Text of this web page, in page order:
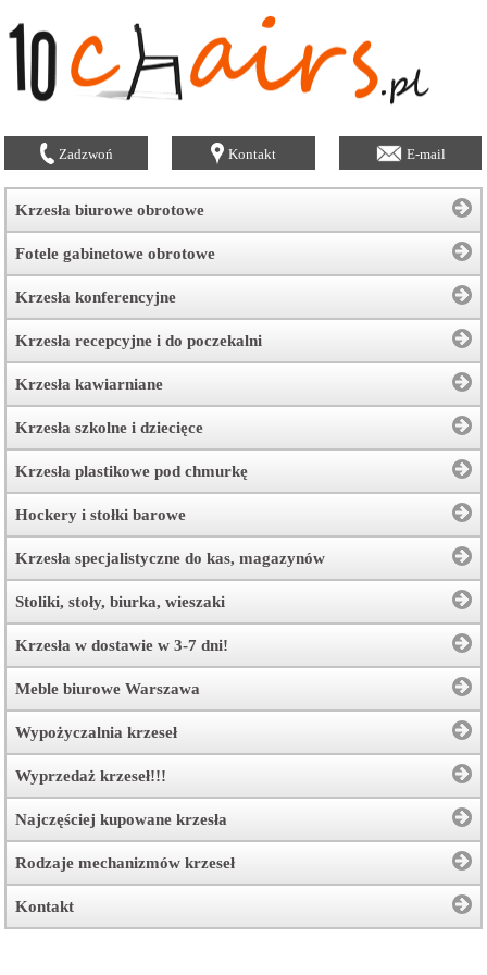
Zadzwoń Kontakt E-mail
Krzesła biurowe obrotowe
Fotele gabinetowe obrotowe
Krzesła konferencyjne
Krzesła recepcyjne i do poczekalni
Krzesła kawiarniane
Krzesła szkolne i dziecięce
Krzesła plastikowe pod chmurkę
Hockery i stołki barowe
Krzesła specjalistyczne do kas, magazynów
Stoliki, stoły, biurka, wieszaki
Krzesła w dostawie w 3-7 dni!
Meble biurowe Warszawa
Wypożyczalnia krzeseł
Wyprzedaż krzeseł!!!
Najczęściej kupowane krzesła
Rodzaje mechanizmów krzeseł
Kontakt